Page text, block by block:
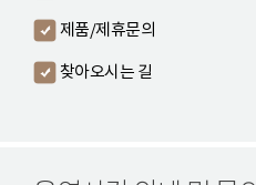
제품/제휴문의
찾아오시는 길